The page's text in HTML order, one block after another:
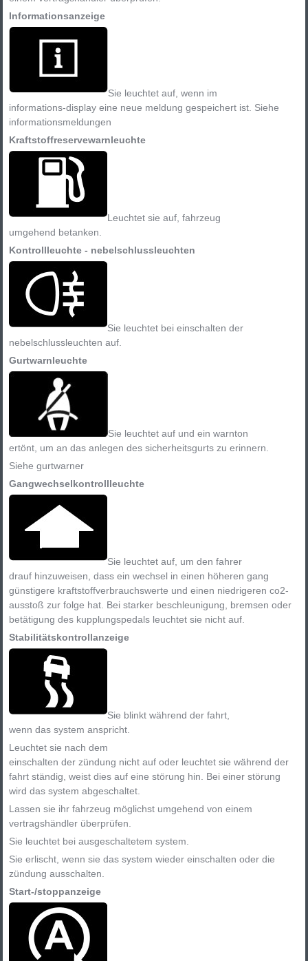
Informationsanzeige
Sie leuchtet auf, wenn im
informations-display eine neue meldung gespeichert ist. Siehe
informationsmeldungen
Kraftstoffreservewarnleuchte
Leuchtet sie auf, fahrzeug
umgehend betanken.
Kontrollleuchte - nebelschlussleuchten
Sie leuchtet bei einschalten der
nebelschlussleuchten auf.
Gurtwarnleuchte
Sie leuchtet auf und ein warnton
ertönt, um an das anlegen des sicherheitsgurts zu erinnern.
Siehe gurtwarner
Gangwechselkontrollleuchte
Sie leuchtet auf, um den fahrer
drauf hinzuweisen, dass ein wechsel in einen höheren gang
günstigere kraftstoffverbrauchswerte und einen niedrigeren co2-
ausstoß zur folge hat. Bei starker beschleunigung, bremsen oder
betätigung des kupplungspedals leuchtet sie nicht auf.
Stabilitätskontrollanzeige
Sie blinkt während der fahrt,
wenn das system anspricht.
Leuchtet sie nach dem
einschalten der zündung nicht auf oder leuchtet sie während der
fahrt ständig, weist dies auf eine störung hin. Bei einer störung
wird das system abgeschaltet.
Lassen sie ihr fahrzeug möglichst umgehend von einem
vertragshändler überprüfen.
Sie leuchtet bei ausgeschaltetem system.
Sie erlischt, wenn sie das system wieder einschalten oder die
zündung ausschalten.
Start-/stoppanzeige